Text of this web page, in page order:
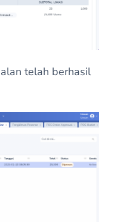
telah berhasil